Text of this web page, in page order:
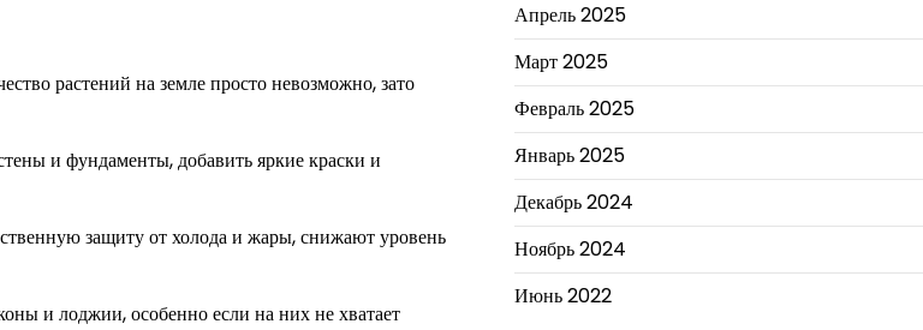
растений на земле просто невозможно, зато
и фундаменты, добавить яркие краски и
защиту от холода и жары, снижают уровень
и лоджии, особенно если на них не хватает
Апрель 2025
Март 2025
Февраль 2025
Январь 2025
Декабрь 2024
Ноябрь 2024
Июнь 2022